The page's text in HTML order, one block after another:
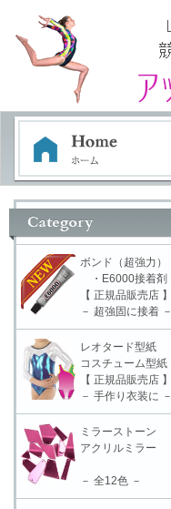
ボンド（超強力）
・E6000接着剤
【 正規品販売店 】
－ 超強固に接着 －
レオタード型紙
コスチューム型紙
【 正規品販売店 】
－ 手作り衣装に －
ミラーストーン
アクリルミラー
－ 全12色 －